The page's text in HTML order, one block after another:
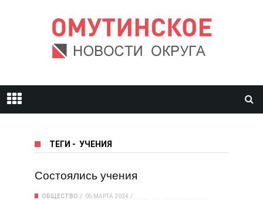
ТЕГИ - УЧЕНИЯ
Состоялись учения
ОБЩЕСТВО
05 МАРТА 2024